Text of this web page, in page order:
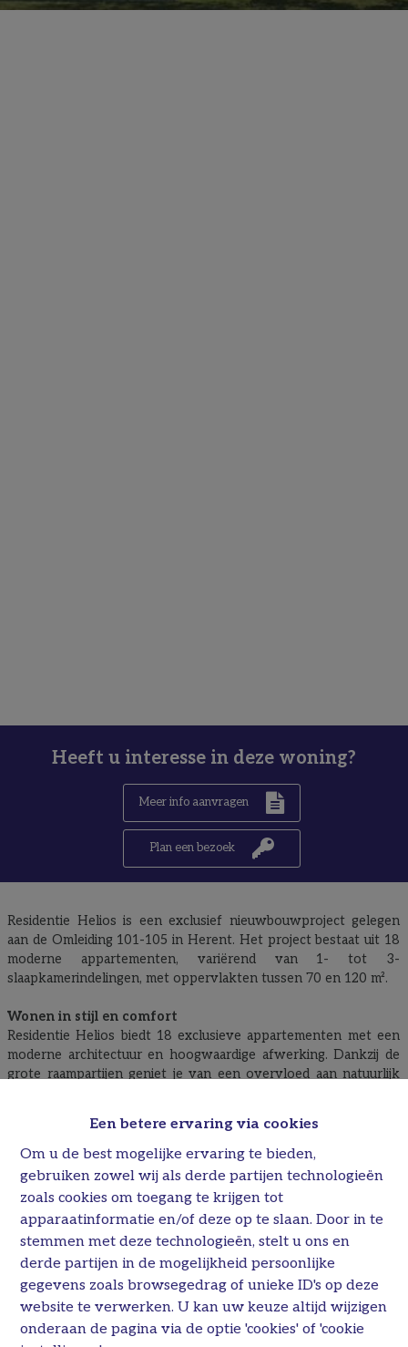
Een betere ervaring via cookies
Om u de best mogelijke ervaring te bieden,
gebruiken zowel wij als derde partijen technologieën
zoals cookies om toegang te krijgen tot
apparaatinformatie en/of deze op te slaan. Door in te
stemmen met deze technologieën, stelt u ons en
derde partijen in de mogelijkheid persoonlijke
gegevens zoals browsegedrag of unieke ID's op deze
website te verwerken. U kan uw keuze altijd wijzigen
onderaan de pagina via de optie 'cookies' of 'cookie
Heeft u interesse in deze woning?
Meer info aanvragen
Plan een bezoek
Residentie Helios is een exclusief nieuwbouwproject gelegen
aan de Omleiding 101-105 in Herent. Het project bestaat uit 18
moderne appartementen, variërend van 1- tot 3-
slaapkamerindelingen, met oppervlakten tussen 70 en 120 m².
Wonen in stijl en comfort
Residentie Helios biedt 18 exclusieve appartementen met een
moderne architectuur en hoogwaardige afwerking. Dankzij de
grote raampartijen geniet je van een overvloed aan natuurlijk
Variatie aan indeling
Binnen dit project heb je keuze tussen één- twee- en
drieslaapkamerappartementen variërende tussen 70 en 120 m².
Groene oase met alle comfort
Grote terrassenvoor optimaal buitenleven met uitzicht
op eigen privépark
Vloerverwarmingvoor een aangenaam binnenklimaat
Warmtepomp met zonnepanelenvoor ultieme
energiezuinigheid
Ventilatie Dvoor een gezond binnenklimaat